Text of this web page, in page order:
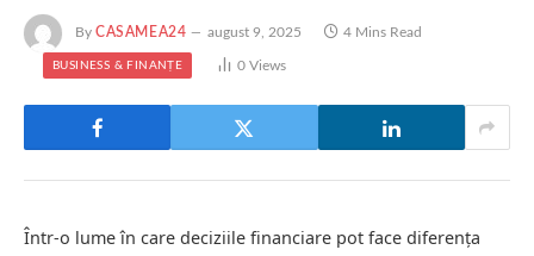
By CASAMEA24 august 9, 2025 4 Mins Read
BUSINESS & FINANȚE 0Views
Într-o lume în care deciziile financiare pot face diferența